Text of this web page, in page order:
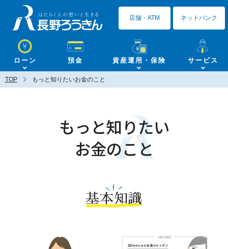
ローン 預金 資産運用・保険 サービス
店舗・ATM ネットバンク
TOP もっと知りたいお金のこと
もっと知りたい
お金のこと
基本知識